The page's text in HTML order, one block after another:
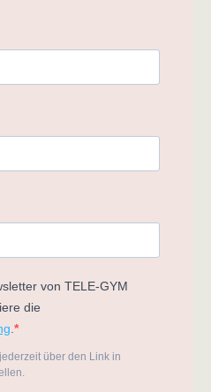
von TELE-GYM
die
.
über den Link in